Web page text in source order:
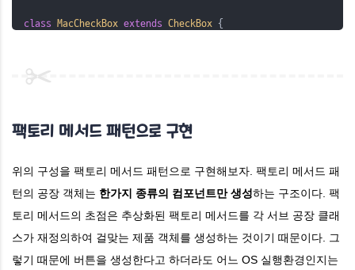
class MacCheckBox extends CheckBox {
    }
/*
abstract class TextEdit implements Component
{
class WindowTextEdit extends TextEdit
{
public
void render()
{
System. out.println ("윈도우 텍스트박스 생성 완료");
팩토리 메서드 패턴으로 구현
위의 구성을 팩토리 메서드 패턴으로 구현해보자. 팩토리 메서드 패
턴의 공장 객체는 한가지 종류의 컴포넌트만 생성하는 구조이다. 팩
토리 메서드의 초점은 추상화된 팩토리 메서드를 각 서브 공장 클래
스가 재정의하여 걸맞는 제품 객체를 생성하는 것이기 때문이다. 그
렇기 때문에 버튼을 생성한다고 하더라도 어느 OS 실행환경인지는